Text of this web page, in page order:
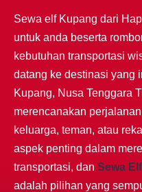
Sewa elf Kupang dari
untuk anda beserta
kebutuhan transportasi
datang ke destinasi yang
Kupang, Nusa Tenggara
merencanakan
keluarga, teman, atau
aspek penting dalam
transportasi, dan Sewa
adalah pilihan yang